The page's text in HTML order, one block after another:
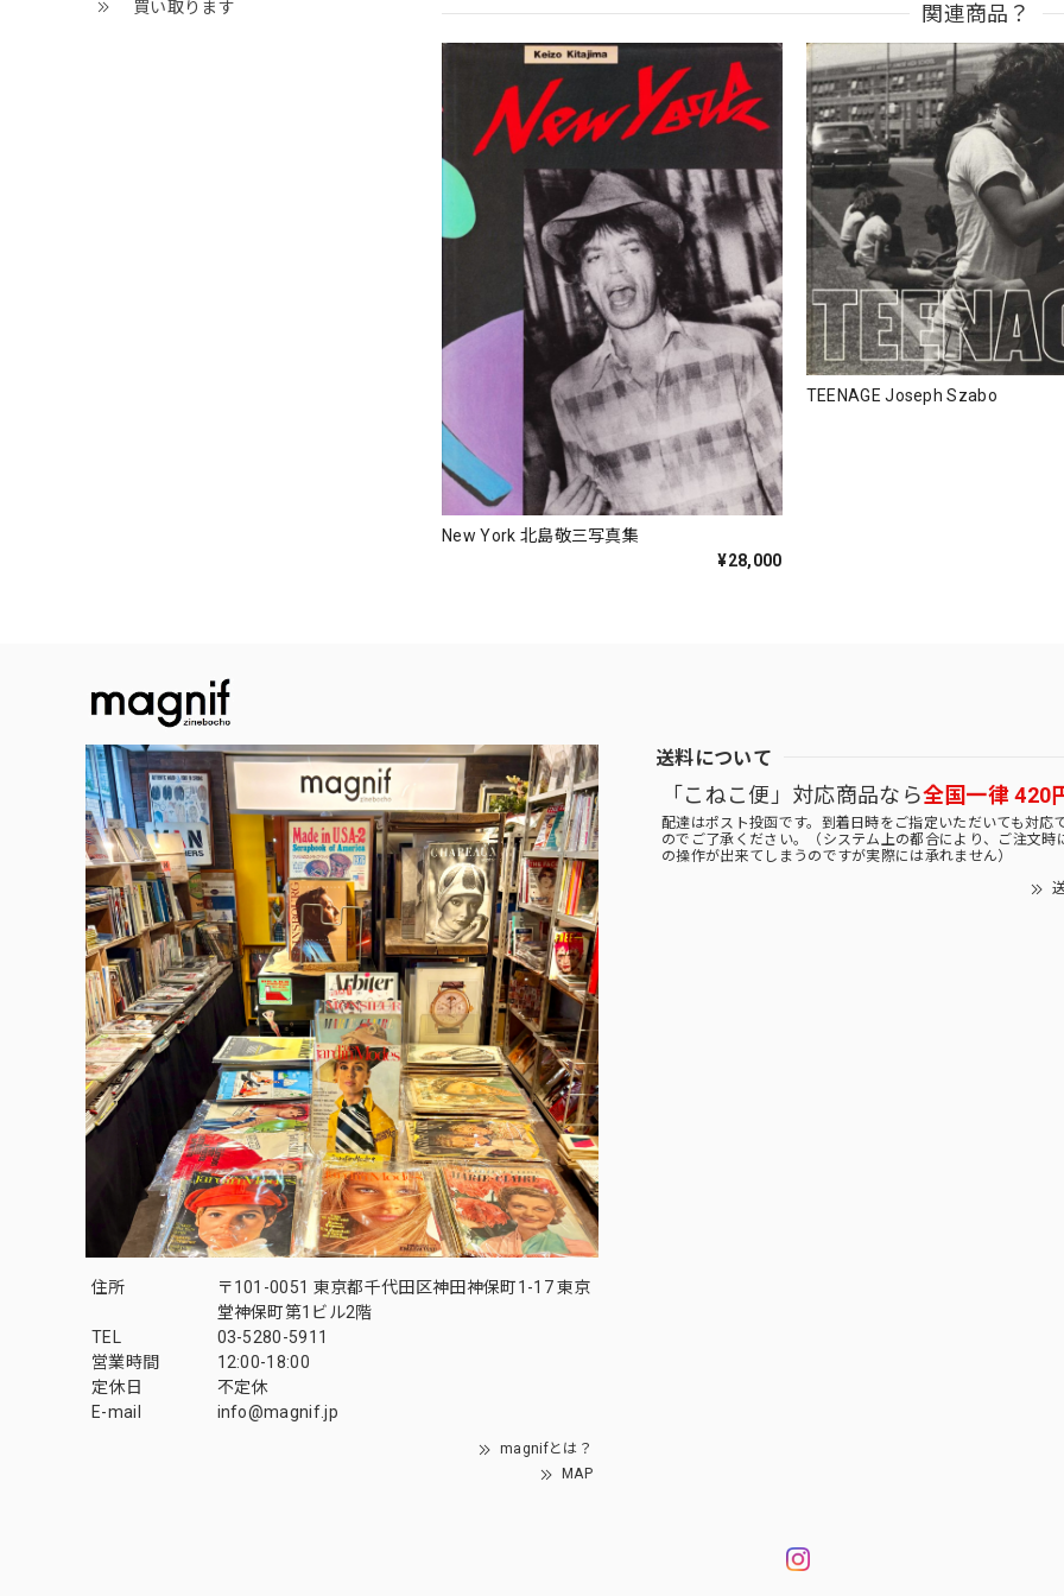
買い取ります 関連商品？
New York 北島敬三写真集
¥28,000
TEENAGE Joseph Szabo
住所
〒101-0051 東京都千代田区神田神保町1-17 東京
堂神保町第1ビル2階
TEL
03-5280-5911
営業時間
12:00-18:00
定休日
不定休
E-mail
info@magnif.jp
magnifとは？
MAP
送料について
「こねこ便」対応商品なら全国一律 420
配達はポスト投函です。到着日時をご指定いただいても対応
のでご了承ください。（システム上の都合により、ご注文時
の操作が出来てしまうのですが実際には承れません）